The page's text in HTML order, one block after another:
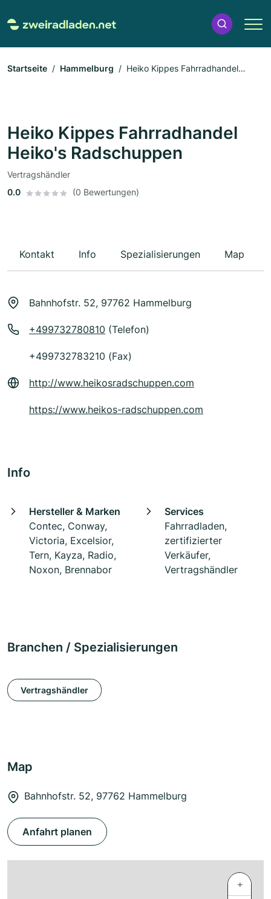
Startseite Hammelburg
Heiko Kippes Fahrradhandel
Heiko Kippes Fahrradhandel
Heiko's Radschuppen
Vertragshändler
0.0
(0 Bewertungen)
Kontakt Info Spezialisierungen Map
Bahnhofstr. 52, 97762 Hammelburg
+499732780810 (Telefon)
+499732783210 (Fax)
http://www.heikosradschuppen.com
https://www.heikos-radschuppen.com
Info
Hersteller & Marken
Contec, Conway,
Victoria, Excelsior,
Tern, Kayza, Radio,
Noxon, Brennabor
Services
Fahrradladen,
zertifizierter
Verkäufer,
Vertragshändler
Branchen / Spezialisierungen
Vertragshändler
Map
Bahnhofstr. 52, 97762 Hammelburg
Anfahrt planen
+